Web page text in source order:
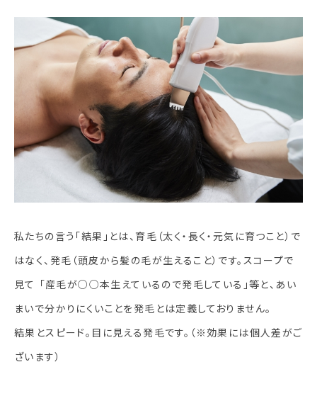
私たちの言う「結果」とは、育毛（太く・長く・元気に育つこと）で
はなく、発毛（頭皮から髪の毛が生えること）です。スコープで
見て 「産毛が○○本生えているので発毛している」等と、あい
まいで分かりにくいことを発毛とは定義しておりません。
結果とスピード。目に見える発毛です。（※効果には個人差がご
ざいます）